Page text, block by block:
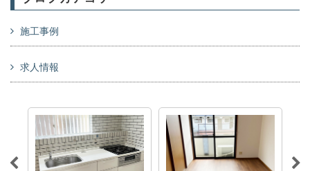
施工事例
求人情報